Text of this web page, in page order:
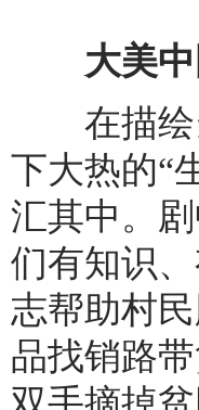
大美中
在描绘当
下大热的“
汇其中。
们有知识
志帮助村
品找销路